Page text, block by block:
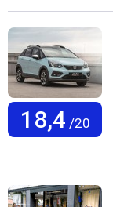
18,4 /20